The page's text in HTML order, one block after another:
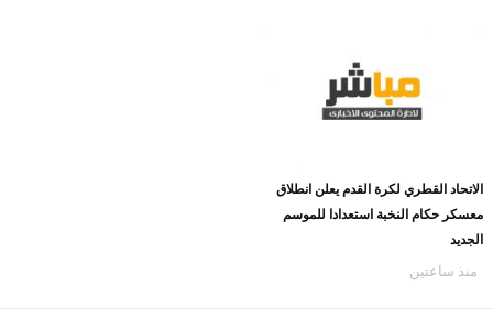
الاتحاد القطري لكرة القدم يعلن انطلاق
معسكر حكام النخبة استعدادا للموسم
الجديد
منذ ساعتين